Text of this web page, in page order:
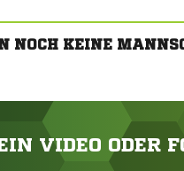
NOCH KEINE
VIDEO ODER